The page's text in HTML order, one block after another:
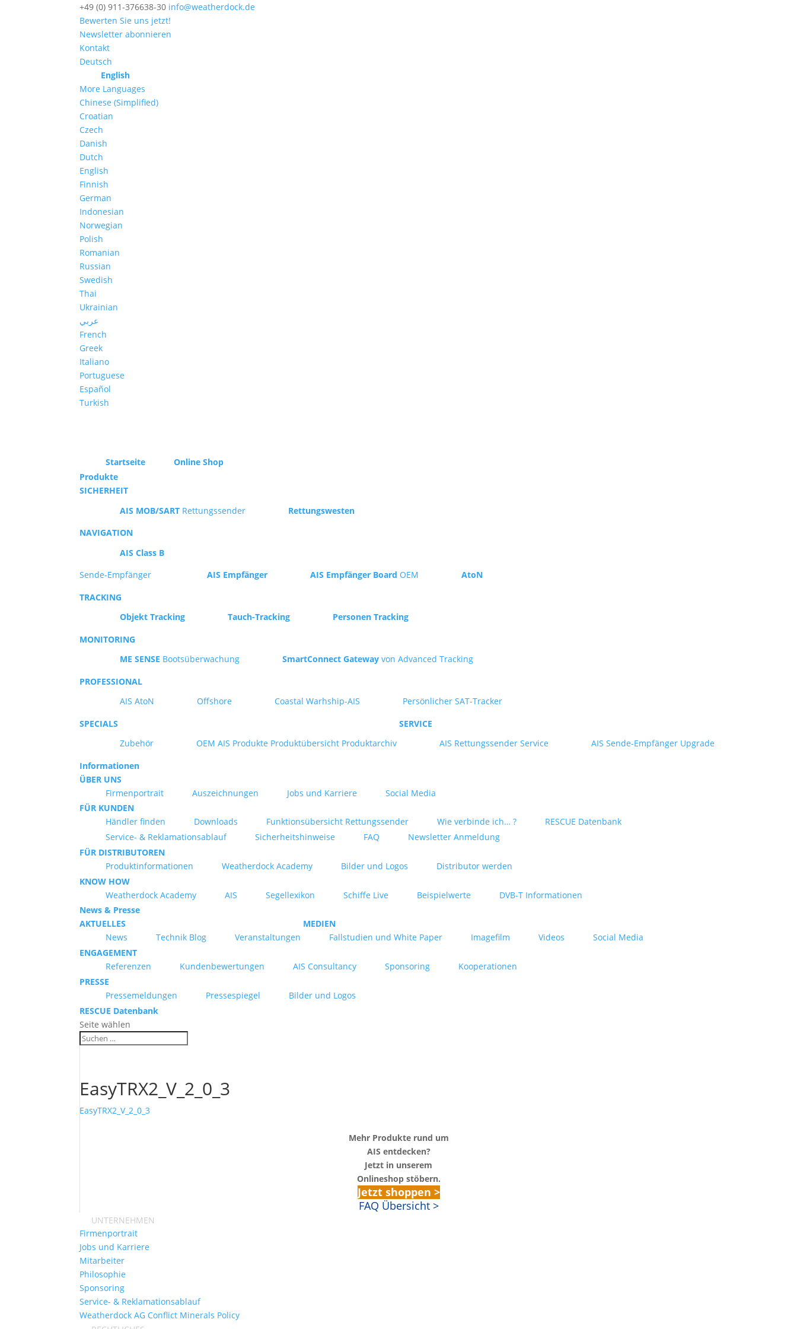
+49 (0) 911-376638-30 info@weatherdock.de
Bewerten Sie uns jetzt!
Newsletter abonnieren
Kontakt
Deutsch
English
More Languages
Chinese (Simplified)
Croatian
Czech
Danish
Dutch
English
Finnish
German
Indonesian
Norwegian
Polish
Romanian
Russian
Swedish
Thai
Ukrainian
عربي
French
Greek
Italiano
Portuguese
Español
Turkish
Startseite
Online Shop
Produkte
SICHERHEIT
AIS MOB/SART Rettungssender
Rettungswesten
NAVIGATION
AIS Class B
Sende-Empfänger
AIS Empfänger AIS Empfänger Board OEM
AtoN
TRACKING
Objekt Tracking
Tauch-Tracking
Personen Tracking
MONITORING
ME SENSE Bootsüberwachung SmartConnect Gateway von Advanced Tracking
PROFESSIONAL
AIS AtoN
Offshore Coastal Warhship-AIS
Persönlicher SAT-Tracker
SPECIALS
Zubehör
OEM AIS Produkte Produktübersicht Produktarchiv
SERVICE
AIS Rettungssender Service
AIS Sende-Empfänger Upgrade
Informationen
ÜBER UNS
Firmenportrait
Auszeichnungen Jobs und Karriere
Social Media
FÜR KUNDEN
Händler finden
Downloads Funktionsübersicht Rettungssender Wie verbinde ich… ?
RESCUE Datenbank
Service- & Reklamationsablauf
Sicherheitshinweise FAQ
Newsletter Anmeldung
FÜR DISTRIBUTOREN
Produktinformationen
Weatherdock Academy Bilder und Logos
Distributor werden
KNOW HOW
Weatherdock Academy
AIS Segellexikon Schiffe Live Beispielwerte
DVB-T Informationen
News & Presse
AKTUELLES
News
Technik Blog Veranstaltungen
MEDIEN
Fallstudien und White Paper
Imagefilm Videos
Social Media
ENGAGEMENT
Referenzen
Kundenbewertungen AIS Consultancy Sponsoring
Kooperationen
PRESSE
Pressemeldungen
Pressespiegel
Bilder und Logos
RESCUE Datenbank
Seite wählen
EasyTRX2_V_2_0_3
EasyTRX2_V_2_0_3
Mehr Produkte rund um
AIS entdecken?
Jetzt in unserem
Onlineshop stöbern.
Jetzt shoppen >
FAQ Übersicht >
UNTERNEHMEN
Firmenportrait
Jobs und Karriere
Mitarbeiter
Philosophie
Sponsoring
Service- & Reklamationsablauf
Weatherdock AG Conflict Minerals Policy